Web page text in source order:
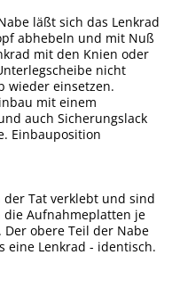
läßt sich das Lenkrad
abhebeln und mit Nuß
mit den Knien oder
nicht
wieder einsetzen.
mit einem
auch Sicherungslack
Einbauposition
Tat verklebt und sind
Aufnahmeplatten je
obere Teil der Nabe
eine Lenkrad - identisch.